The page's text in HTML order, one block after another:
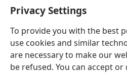
Privacy Settings
To provide you with the best
use cookies and similar
are necessary to make our
be refused. You can accept
window)Watchtower ONLINE LIBRARY
new
window)JW Hub ®
(opens
new
window)Lenaneo la